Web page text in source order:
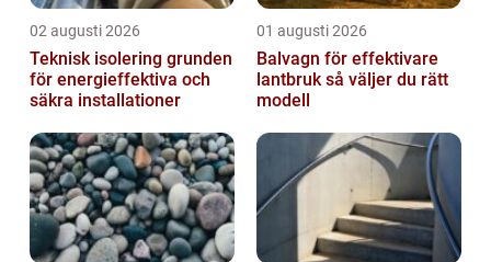
02 augusti 2026
Teknisk isolering grunden
för energieffektiva och
säkra installationer
01 augusti 2026
Balvagn för effektivare
lantbruk så väljer du rätt
modell